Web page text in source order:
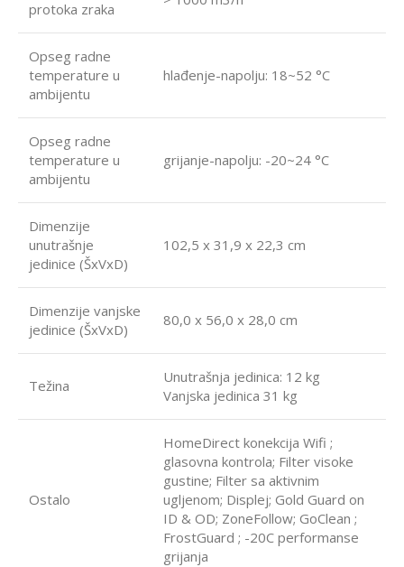
protoka zraka
Opseg radne
temperature u
ambijentu
hlađenje-napolju: 18~52 °C
Opseg radne
temperature u
ambijentu
grijanje-napolju: -20~24 °C
Dimenzije
unutrašnje
jedinice (ŠxVxD)
102,5 x 31,9 x 22,3 cm
Dimenzije vanjske
jedinice (ŠxVxD)
80,0 x 56,0 x 28,0 cm
Težina
Unutrašnja jedinica: 12 kg
Vanjska jedinica 31 kg
Ostalo
HomeDirect konekcija Wifi ;
glasovna kontrola; Filter visoke
gustine; Filter sa aktivnim
ugljenom; Displej; Gold Guard on
ID & OD; ZoneFollow; GoClean ;
FrostGuard ; -20C performanse
grijanja